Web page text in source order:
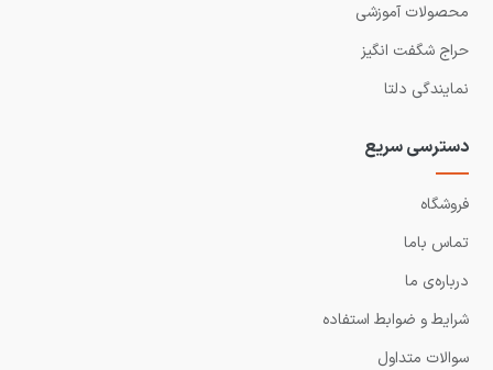
محصولات آموزشی
حراج شگفت انگیز
نمایندگی دلتا
دسترسی سریع
فروشگاه
تماس باما
درباره‌ی ما
شرایط و ضوابط استفاده
سوالات متداول